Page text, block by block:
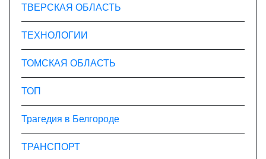
ТВЕРСКАЯ ОБЛАСТЬ
ТЕХНОЛОГИИ
ТОМСКАЯ ОБЛАСТЬ
ТОП
Трагедия в Белгороде
ТРАНСПОРТ